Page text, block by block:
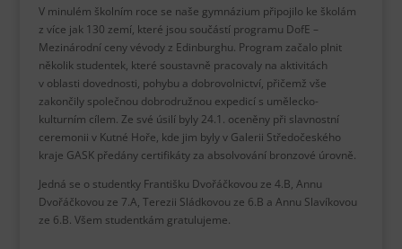
V minulém školním roce se naše gymnázium připojilo ke školám
z více jak 130 zemí, které jsou součástí programu DofE –
Mezinárodní ceny vévody z Edinburghu. Program začalo plnit
několik studentek, které soustavně pracovaly na aktivitách
v oblasti dovednosti, pohybu a dobrovolnictví, přičemž vše
zakončily společnou dobrodružnou expedicí s umělecko-
kulturním cílem. Ze své úsilí byly 24.1. oceněny při slavnostní
ceremonii v Kutné Hoře, kde jim byly v Galerii Středočeského
kraje GASK předány certifikáty za absolvování bronzové úrovně.
Jedná se o studentky Františku Dvořáčkovou ze 4.B, Annu
Dvořáčkovou ze 7.A, Terezii Sládkovou ze 6.B a Annu Slavíkovou
ze 6.B. Všem studentkám gratulujeme.